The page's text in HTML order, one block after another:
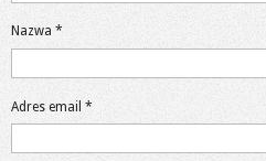
Nazwa *
Adres email *